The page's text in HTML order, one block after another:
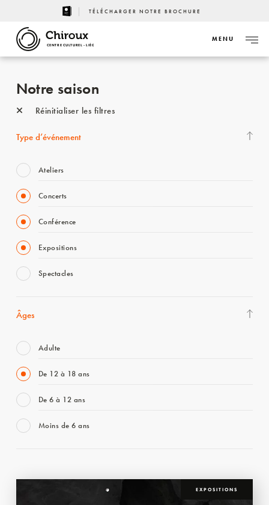
TÉLÉCHARGER NOTRE BROCHURE
CENTRE CULTUREL - LIÈGE
MENU
Notre saison
Réinitialiser les filtres
Type d’événement
Ateliers
Concerts
Conférence
Expositions
Spectacles
Âges
Adulte
De 12 à 18 ans
De 6 à 12 ans
Moins de 6 ans
EXPOSITIONS